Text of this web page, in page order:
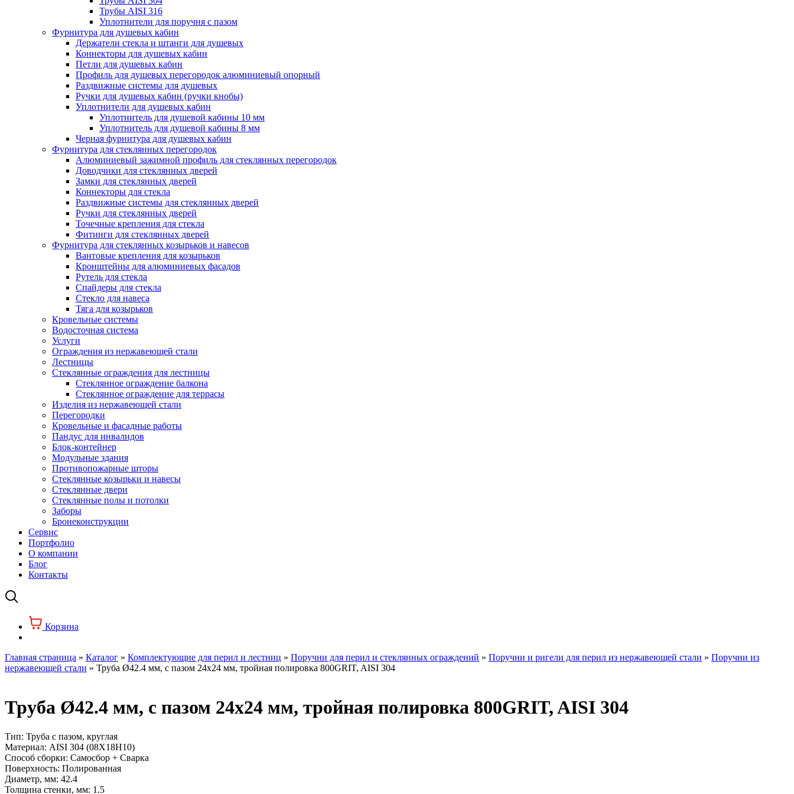
Трубы AISI 316
Уплотнители для поручня с пазом
Фурнитура для душевых кабин
Держатели стекла и штанги для душевых
Коннекторы для душевых кабин
Петли для душевых кабин
Профиль для душевых перегородок алюминиевый опорный
Раздвижные сиcтемы для душевых
Ручки для душевых кабин (ручки кнобы)
Уплотнители для душевых кабин
Уплотнитель для душевой кабины 10 мм
Уплотнитель для душевой кабины 8 мм
Черная фурнитура для душевых кабин
Фурнитура для стеклянных перегородок
Алюминиевый зажимной профиль для стеклянных перегородок
Доводчики для стеклянных дверей
Замки для стеклянных дверей
Коннекторы для стекла
Раздвижные системы для стеклянных дверей
Ручки для стеклянных дверей
Точечные крепления для стекла
Фитинги для стеклянных дверей
Фурнитура для стеклянных козырьков и навесов
Вантовые крепления для козырьков
Кронштейны для алюминиевых фасадов
Рутель для стекла
Спайдеры для стекла
Стекло для навеса
Тяга для козырьков
Кровельные системы
Водосточная система
Услуги
Ограждения из нержавеющей стали
Лестницы
Стеклянные ограждения для лестницы
Стеклянное ограждение балкона
Стеклянное ограждение для террасы
Изделия из нержавеющей стали
Перегородки
Кровельные и фасадные работы
Пандус для инвалидов
Блок-контейнер
Модульные здания
Противопожарные шторы
Стеклянные козырьки и навесы
Стеклянные двери
Стеклянные полы и потолки
Заборы
Бронеконструкции
Сервис
Портфолио
О компании
Блог
Контакты
Корзина
Главная страница » Каталог » Комплектующие для перил и лестниц » Поручни для перил и стеклянных ограждений » Поручни и ригели для перил из нержавеющей стали » Поручни из
нержавеющей стали » Труба Ø42.4 мм, с пазом 24х24 мм, тройная полировка 800GRIT, AISI 304
Труба Ø42.4 мм, с пазом 24х24 мм, тройная полировка 800GRIT, AISI 304
Тип: Труба с пазом, круглая
Материал: AISI 304 (08Х18Н10)
Способ сборки: Самосбор + Сварка
Поверхность: Полированная
Диаметр, мм: 42.4
Толщина стенки, мм: 1.5